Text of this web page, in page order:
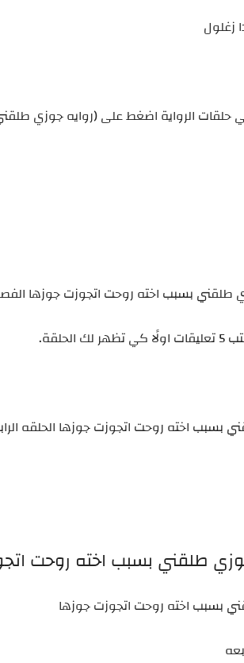
زغلول
حلقات الرواية اضغط على (روايه جوزي
طلقني بسبب اخته روحت اتجوزت جوزها
الحلقة.
بسبب اخته روحت اتجوزت جوزها الحلقه
طلقني بسبب اخته روحت
بسبب اخته روحت اتجوزت جوزها